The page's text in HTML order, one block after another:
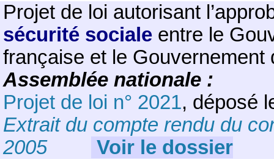
Projet de loi autorisant
sécurité sociale entre le
française et le
Assemblée nationale :
Projet de loi n° 2021, déposé
Extrait du compte rendu du
2005
Voir le dossier